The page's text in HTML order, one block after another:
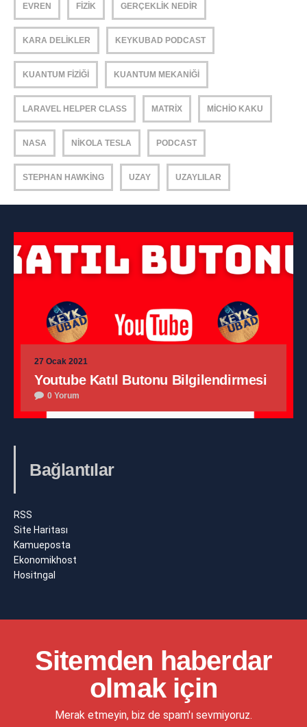
EVREN FIZIK GERÇEKLIK NEDIR
KARA DELIKLER KEYKUBAD PODCAST
KUANTUM FIZIĞI KUANTUM MEKANIĞI
LARAVEL HELPER CLASS MATRIX MICHIO KAKU
NASA NIKOLA TESLA PODCAST
STEPHAN HAWKING UZAY UZAYLILAR
27 Ocak 2021
Youtube Katıl Butonu Bilgilendirmesi
0 Yorum
Bağlantılar
RSS
Site Haritası
Kamueposta
Ekonomikhost
Hositngal
Sitemden haberdar
olmak için
Merak etmeyin, biz de spam'ı sevmiyoruz.